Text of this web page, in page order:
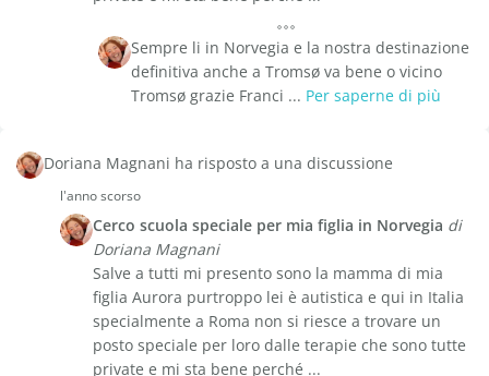
Sempre li in Norvegia e la nostra destinazione
definitiva anche a Tromsø va bene o vicino
Tromsø grazie Franci ... Per saperne di più
Doriana Magnani ha risposto a una discussione
l'anno scorso
Cerco scuola speciale per mia figlia in Norvegia di
Doriana Magnani
Salve a tutti mi presento sono la mamma di mia
figlia Aurora purtroppo lei è autistica e qui in Italia
specialmente a Roma non si riesce a trovare un
posto speciale per loro dalle terapie che sono tutte
private e mi sta bene perché ...